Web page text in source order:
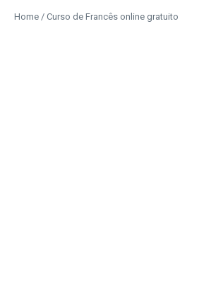
Home / Curso de Francês online gratuito